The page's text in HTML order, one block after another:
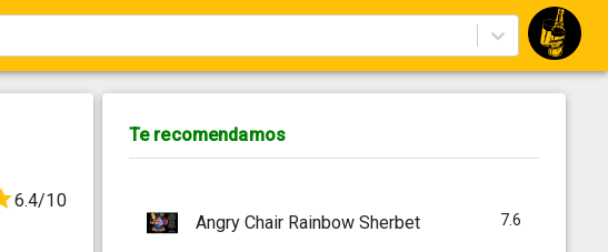
6.4/10
Te recomendamos
Angry Chair Rainbow Sherbet 7.6